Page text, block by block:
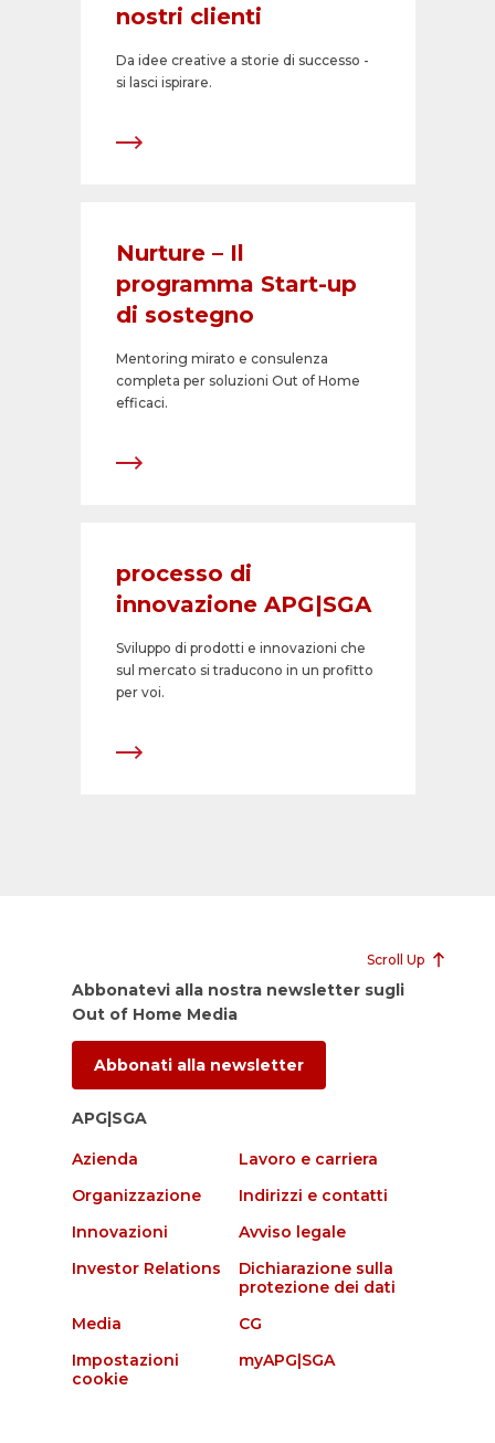
nostri clienti
Da idee creative a storie di successo -
si lasci ispirare.
Nurture – Il
programma Start-up
di sostegno
Mentoring mirato e consulenza
completa per soluzioni Out of Home
efficaci.
processo di
innovazione APG|SGA
Sviluppo di prodotti e innovazioni che
sul mercato si traducono in un profitto
per voi.
Scroll Up
Abbonatevi alla nostra newsletter sugli
Out of Home Media
Abbonati alla newsletter
APG|SGA
Azienda
Lavoro e carriera
Organizzazione
Indirizzi e contatti
Innovazioni
Avviso legale
Investor Relations
Dichiarazione sulla
protezione dei dati
Media
CG
Impostazioni
cookie
myAPG|SGA